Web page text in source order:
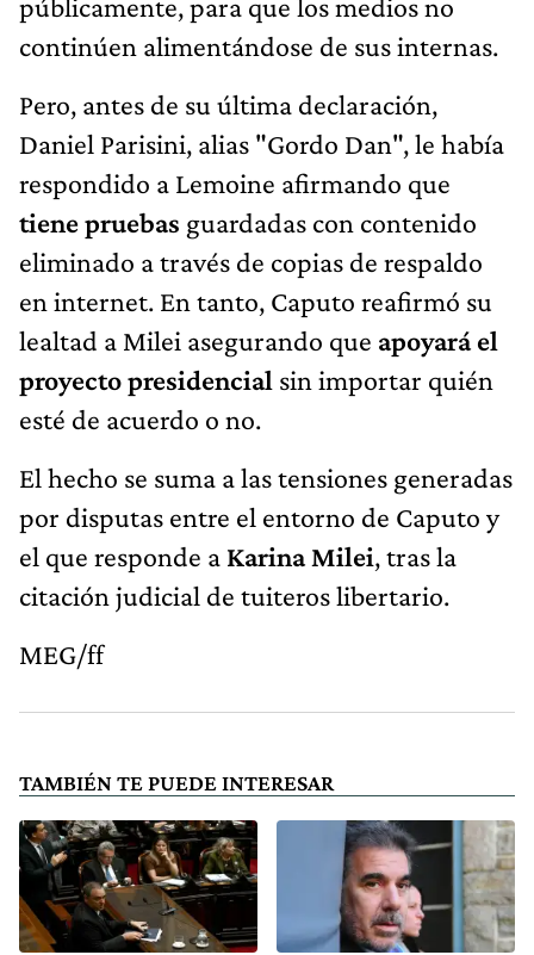
continúen alimentándose de sus internas.
Pero, antes de su última declaración,
Daniel Parisini, alias "Gordo Dan", le había
respondido a Lemoine afirmando que
tiene pruebas guardadas con contenido
eliminado a través de copias de respaldo
en internet. En tanto, Caputo reafirmó su
lealtad a Milei asegurando que apoyará el
proyecto presidencial sin importar quién
esté de acuerdo o no.
El hecho se suma a las tensiones generadas
por disputas entre el entorno de Caputo y
el que responde a Karina Milei, tras la
citación judicial de tuiteros libertario.
MEG/ff
TAMBIÉN TE PUEDE INTERESAR